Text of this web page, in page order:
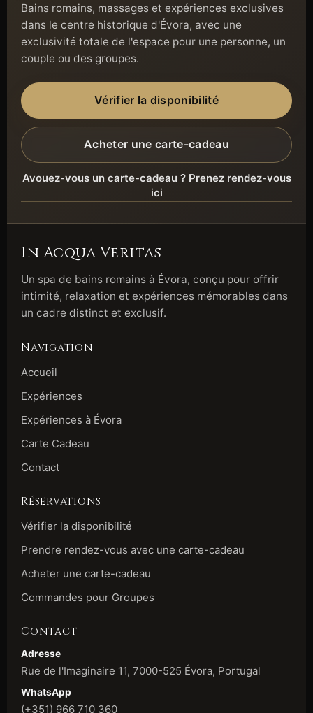
Bains romains, massages et expériences exclusives
dans le centre historique d'Évora, avec une
exclusivité totale de l'espace pour une personne, un
couple ou des groupes.
Vérifier la disponibilité
Acheter une carte-cadeau
Avouez-vous un carte-cadeau ? Prenez rendez-vous
ici
In Acqua Veritas
Un spa de bains romains à Évora, conçu pour offrir
intimité, relaxation et expériences mémorables dans
un cadre distinct et exclusif.
Navigation
Accueil
Expériences
Expériences à Évora
Carte Cadeau
Contact
Réservations
Vérifier la disponibilité
Prendre rendez-vous avec une carte-cadeau
Acheter une carte-cadeau
Commandes pour Groupes
Contact
Adresse
Rue de l'Imaginaire 11, 7000-525 Évora, Portugal
WhatsApp
(+351) 966 710 360